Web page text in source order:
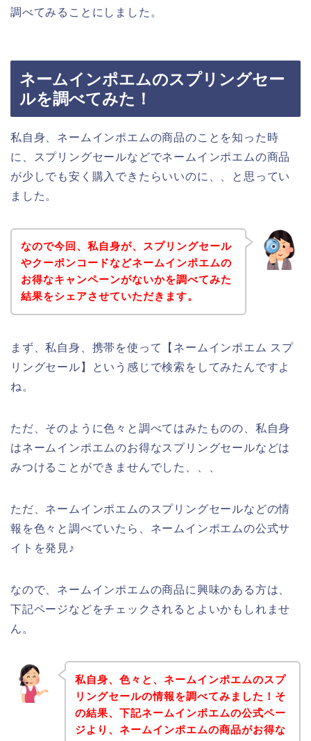
調べてみることにしました。
ネームインポエムのスプリングセー
ルを調べてみた！
私自身、ネームインポエムの商品のことを知った時
に、スプリングセールなどでネームインポエムの商品
が少しでも安く購入できたらいいのに、、と思ってい
ました。
なので今回、私自身が、スプリングセール
やクーポンコードなどネームインポエムの
お得なキャンペーンがないかを調べてみた
結果をシェアさせていただきます。
まず、私自身、携帯を使って【ネームインポエム スプ
リングセール】という感じで検索をしてみたんですよ
ね。
ただ、そのように色々と調べてはみたものの、私自身
はネームインポエムのお得なスプリングセールなどは
みつけることができませんでした、、、
ただ、ネームインポエムのスプリングセールなどの情
報を色々と調べていたら、ネームインポエムの公式サ
イトを発見♪
なので、ネームインポエムの商品に興味のある方は、
下記ページなどをチェックされるとよいかもしれませ
ん。
私自身、色々と、ネームインポエムのスプ
リングセールの情報を調べてみました！そ
の結果、下記ネームインポエムの公式ペー
ジより、ネームインポエムの商品がお得な